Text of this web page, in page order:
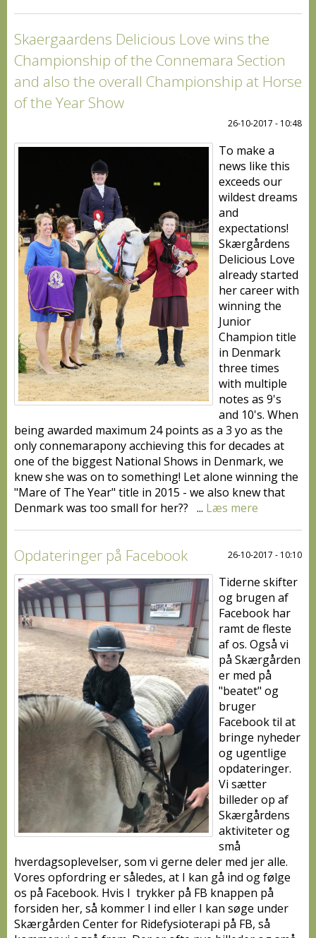
Skaergaardens Delicious Love wins the
Championship of the Connemara Section
and also the overall Championship at Horse
of the Year Show
26-10-2017 - 10:48
To make a
news like this
exceeds our
wildest dreams
and
expectations!
Skærgårdens
Delicious Love
already started
her career with
winning the
Junior
Champion title
in Denmark
three times
with multiple
notes as 9's
and 10's. When
being awarded maximum 24 points as a 3 yo as the
only connemarapony acchieving this for decades at
one of the biggest National Shows in Denmark, we
knew she was on to something! Let alone winning the
"Mare of The Year" title in 2015 - we also knew that
Denmark was too small for her?? ... Læs mere
Opdateringer på Facebook 26-10-2017 - 10:10
Tiderne skifter
og brugen af
Facebook har
ramt de fleste
af os. Også vi
på Skærgården
er med på
"beatet" og
bruger
Facebook til at
bringe nyheder
og ugentlige
opdateringer.
Vi sætter
billeder op af
Skærgårdens
aktiviteter og
små
hverdagsoplevelser, som vi gerne deler med jer alle.
Vores opfordring er således, at I kan gå ind og følge
os på Facebook. Hvis I trykker på FB knappen på
forsiden her, så kommer I ind eller I kan søge under
Skærgården Center for Ridefysioterapi på FB, så